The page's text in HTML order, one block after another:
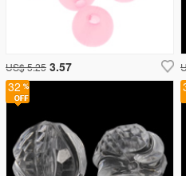
32
US$ 5.25 3.57